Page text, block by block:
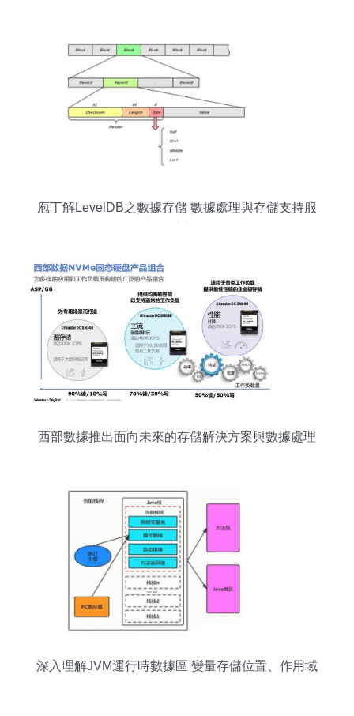
庖丁解LevelDB之數據存儲 數據處理與存儲支持服
西部數據推出面向未來的存儲解決方案與數據處理
深入理解JVM運行時數據區 變量存儲位置、作用域